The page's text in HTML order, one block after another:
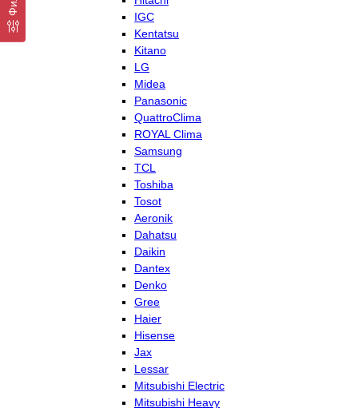
IGC
Kentatsu
Kitano
LG
Midea
Panasonic
QuattroClima
ROYAL Clima
Samsung
TCL
Toshiba
Tosot
Aeronik
Dahatsu
Daikin
Dantex
Denko
Gree
Haier
Hisense
Jax
Lessar
Mitsubishi Electric
Mitsubishi Heavy